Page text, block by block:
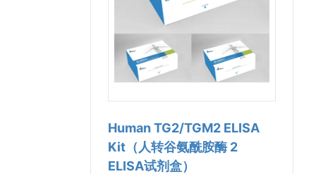
Human TG2/TGM2 ELISA
Kit（人转谷氨酰胺酶 2
ELISA试剂盒）